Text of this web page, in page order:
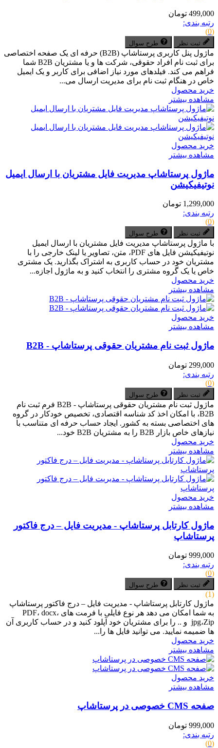
499,000 تومان
رتبه بندی:
(0)
ثبت نظر طرح سوال
ماژول پنل کاربری پرستاشاپ (B2B) حرفه ای یک صفحه اختصاصی
برای ثبت نام افراد حقوقی، شرکت ها و یا مشتریان B2B شما
فراهم می کند. فیلدهای مورد نیاز اضافی برای کاربر و یک ایمیل
خاص در هنگام ثبت نام برای مدیریت ارسال می...
خرید محصول
مشاهده بیشتر
خرید محصول
مشاهده بیشتر
ماژول پرستاشاپ مدیریت فایل مشتریان با ارسال ایمیل
نوتیفیکیشن
1,299,000 تومان
رتبه بندی:
(0)
ثبت نظر طرح سوال
با ماژول پرستاشاپ مدیریت فایل مشتریان با ارسال ایمیل
نوتیفیکیشن فایل های PDF، متن، تصاویر یا لینک خارجی را با
مشتریان خود در حساب کاربری به اشتراک بگذارید. یک مشتری
خاص یا یک گروه مشتری را انتخاب کنید و به ماژول اجازه...
خرید محصول
مشاهده بیشتر
خرید محصول
مشاهده بیشتر
ماژول ثبت نام مشتریان حقوقی پرستاشاپ - B2B
299,000 تومان
رتبه بندی:
(0)
ثبت نظر طرح سوال
ماژول ثبت نام مشتریان حقوقی پرستاشاپ - B2B فرم ثبت نام
B2B، با امکان اخذ کد شناسه اقتصادی، تخصیص خودکار در گروه
های اختصاصی بسته به کشور. ایجاد حساب حرفه ای متناسب با
نیازهای خاص بازار B2B را به مشتریان B2B خود...
خرید محصول
مشاهده بیشتر
خرید محصول
مشاهده بیشتر
ماژول کارتابل پرستاشاپ - مدیریت فایل – درج فاکتور
پرستاشاپ
999,000 تومان
رتبه بندی:
(0)
ثبت نظر طرح سوال
(1)
ماژول کارتابل پرستاشاپ - مدیریت فایل – درج فاکتور پرستاشاپ
به شما امکان می دهد هر نوع فایلی با فرمت های PDF، docx،
jpg،Zip و .. را برای مشتریان خود آپلود کنید و در حساب کاربری آن
ها ضمیمه نمایید. می توانید فایل ها را...
خرید محصول
مشاهده بیشتر
خرید محصول
مشاهده بیشتر
صفحه CMS خصوصی در پرستاشاپ
999,000 تومان
رتبه بندی:
(0)